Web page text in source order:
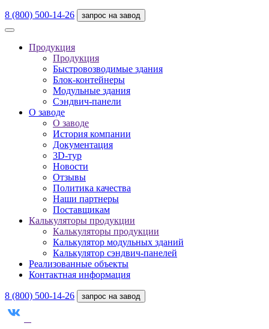
8 (800) 500-14-26 запрос на завод
Продукция
Продукция
Быстровозводимые здания
Блок-контейнеры
Модульные здания
Сэндвич-панели
О заводе
О заводе
История компании
Документация
3D-тур
Новости
Отзывы
Политика качества
Наши партнеры
Поставщикам
Калькуляторы продукции
Калькуляторы продукции
Калькулятор модульных зданий
Калькулятор сэндвич-панелей
Реализованные объекты
Контактная информация
8 (800) 500-14-26 запрос на завод